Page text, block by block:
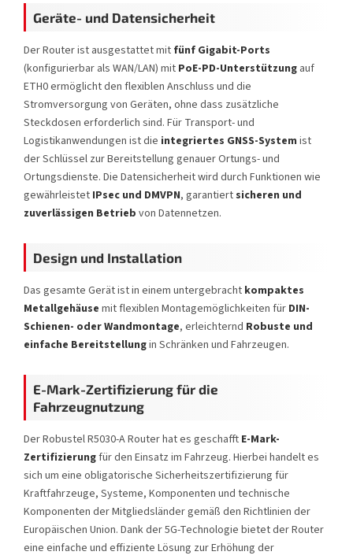
Geräte- und Datensicherheit
Der Router ist ausgestattet mit fünf Gigabit-Ports
(konfigurierbar als WAN/LAN) mit PoE-PD-Unterstützung auf
ETH0 ermöglicht den flexiblen Anschluss und die
Stromversorgung von Geräten, ohne dass zusätzliche
Steckdosen erforderlich sind. Für Transport- und
Logistikanwendungen ist die integriertes GNSS-System ist
der Schlüssel zur Bereitstellung genauer Ortungs- und
Ortungsdienste. Die Datensicherheit wird durch Funktionen wie
gewährleistet IPsec und DMVPN, garantiertsicheren und
zuverlässigen Betrieb von Datennetzen.
Design und Installation
Das gesamte Gerät ist in einem untergebracht kompaktes
Metallgehäuse mit flexiblen Montagemöglichkeiten für DIN-
Schienen- oder Wandmontage, erleichternd Robuste und
einfache Bereitstellungin Schränken und Fahrzeugen.
E-Mark-Zertifizierung für die
Fahrzeugnutzung
Der Robustel R5030-A Router hat es geschafft E-Mark-
Zertifizierungfür den Einsatz im Fahrzeug. Hierbei handelt es
sich um eine obligatorische Sicherheitszertifizierung für
Kraftfahrzeuge, Systeme, Komponenten und technische
Komponenten der Mitgliedsländer gemäß den Richtlinien der
Europäischen Union. Dank der 5G-Technologie bietet der Router
eine einfache und effiziente Lösung zur Erhöhung der